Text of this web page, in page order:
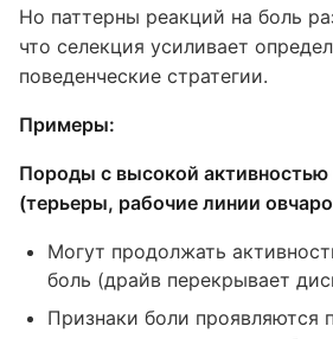
Но паттерны реакций на боль
что селекция усиливает
поведенческие стратегии.
Примеры:
Породы с высокой
(терьеры, рабочие линии
Могут продолжать
боль (драйв перекрывает
Признаки боли проявляются